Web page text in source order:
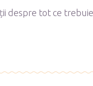
despre tot ce